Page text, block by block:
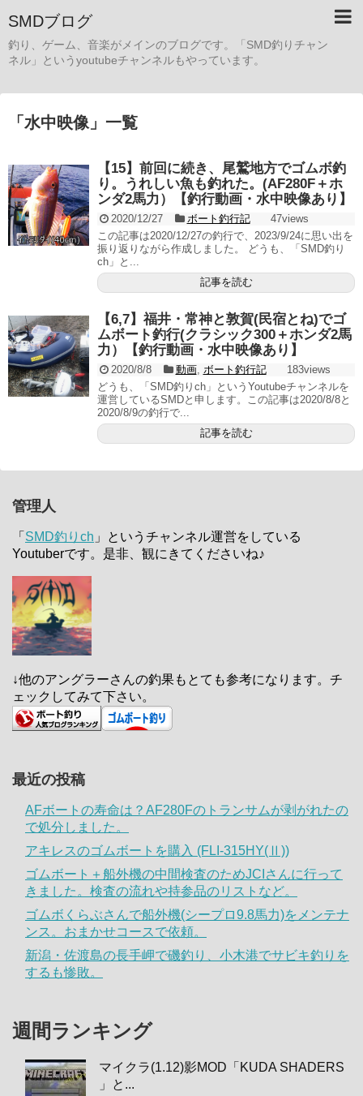
SMDブログ
釣り、ゲーム、音楽がメインのブログです。「SMD釣りチャン
ネル」というyoutubeチャンネルもやっています。
「 水中映像 」 一覧
【15】前回に続き、尾鷲地方でゴムボ釣
り。うれしい魚も釣れた。(AF280F＋ホ
ンダ2馬力）【釣行動画・水中映像あり】
2020/12/27 ボート釣行記
47views
この記事は2020/12/27の釣行で、2023/9/24に思い出を
振り返りながら作成しました。 どうも、「SMD釣り
ch」と...
記事を読む
【6,7】福井・常神と敦賀(民宿とね)でゴ
ムボート釣行(クラシック300＋ホンダ2馬
力）【釣行動画・水中映像あり】
2020/8/8 動画, ボート釣行記
183views
どうも、「SMD釣りch」というYoutubeチャンネルを
運営しているSMDと申します。この記事は2020/8/8と
2020/8/9の釣行で...
記事を読む
管理人
「 SMD釣りch 」というチャンネル運営をしている
Youtuberです。是非、観にきてくださいね♪
↓他のアングラーさんの釣果もとても参考になります。チ
ェックしてみて下さい。
最近の投稿
AFボートの寿命は？AF280Fのトランサムが剥がれたの
で処分しました。
アキレスのゴムボートを購入 (FLI-315HY(Ⅱ))
ゴムボート＋船外機の中間検査のためJCIさんに行って
きました。検査の流れや持参品のリストなど。
ゴムボくらぶさんで船外機(シープロ9.8馬力)をメンテナ
ンス。おまかせコースで依頼。
新潟・佐渡島の長手岬で磯釣り、小木港でサビキ釣りを
するも惨敗。
週間ランキング
マイクラ(1.12)影MOD「KUDA SHADERS
」と...